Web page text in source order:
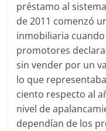
préstamo al
de 2011 comenzó
inmobiliaria
promotores
sin vender por un
lo que
ciento respecto al
nivel de
dependían de los